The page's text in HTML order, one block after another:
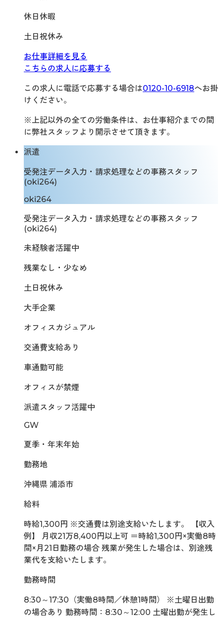
休日休暇
土日祝休み
お仕事詳細を見る
こちらの求人に応募する
この求人に電話で応募する場合は0120-10-6918へお掛
けください。
※上記以外の全ての労働条件は、お仕事紹介までの間
に弊社スタッフより開示させて頂きます。
派遣
受発注データ入力・請求処理などの事務スタッフ
(oki264)
oki264
受発注データ入力・請求処理などの事務スタッフ
(oki264)
未経験者活躍中
残業なし・少なめ
土日祝休み
大手企業
オフィスカジュアル
交通費支給あり
車通勤可能
オフィスが禁煙
派遣スタッフ活躍中
GW
夏季・年末年始
勤務地
沖縄県 浦添市
給料
時給1,300円 ※交通費は別途支給いたします。 【収入
例】 月収21万8,400円以上可 ＝時給1,300円×実働8時
間×月21日勤務の場合 残業が発生した場合は、別途残
業代を支給いたします。
勤務時間
8:30～17:30（実働8時間／休憩1時間） ※土曜日出勤
の場合あり 勤務時間：8:30～12:00 土曜出勤が発生し